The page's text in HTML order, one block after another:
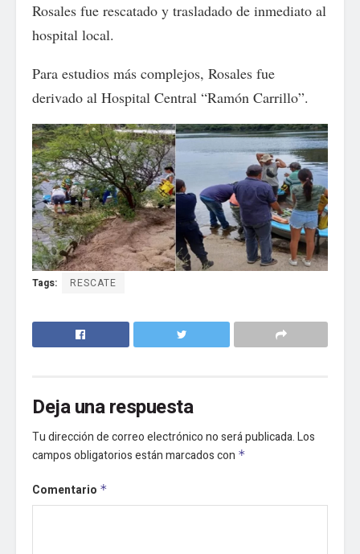
Rosales fue rescatado y trasladado de inmediato al
hospital local.
Para estudios más complejos, Rosales fue
derivado al Hospital Central “Ramón Carrillo”.
Tags: RESCATE
Deja una respuesta
Tu dirección de correo electrónico no será publicada.Los
campos obligatorios están marcados con *
Comentario *